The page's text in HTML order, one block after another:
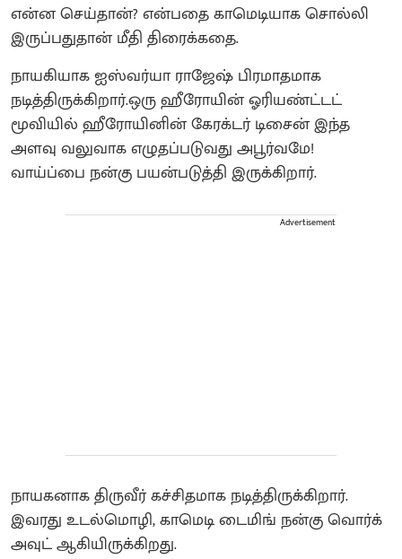
என்ன செய்தான்? என்பதை காமெடியாக சொல்லி
இருப்பதுதான் மீதி திரைக்கதை.
நாயகியாக ஐஸ்வர்யா ராஜேஷ் பிரமாதமாக
நடித்திருக்கிறார்.ஒரு ஹீரோயின் ஓரியண்ட்டட்
மூவியில் ஹீரோயினின் கேரக்டர் டிசைன் இந்த
அளவு வலுவாக எழுதப்படுவது அபூர்வமே!
வாய்ப்பை நன்கு பயன்படுத்தி இருக்கிறார்.
Advertisement
நாயகனாக திருவீர் கச்சிதமாக நடித்திருக்கிறார்.
இவரது உடல்மொழி, காமெடி டைமிங் நன்கு வொர்க்
அவுட் ஆகியிருக்கிறது.